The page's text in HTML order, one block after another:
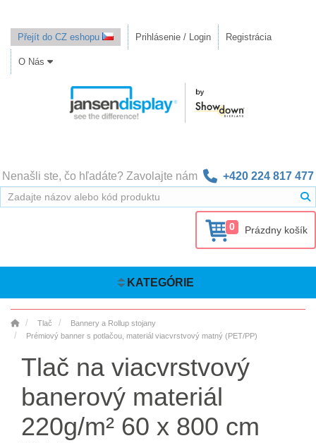
Přejít do CZ eshopu Prihlásenie / Login Registrácia
O Nás
Nenašli ste, čo hľadáte? Zavolajte nám +420 224 817 477
0 Prázdny košík
KATEGÓRIE
Tlač
Bannery a Rollup stojany
Prémiový banner s potlačou, materiál viacvrstvový matný (PET/PP)
Tlač na viacvrstvový
banerový materiál
220g/m² 60 x 800 cm